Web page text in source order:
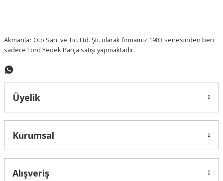
Akmanlar Oto San. ve Tic. Ltd. Şti. olarak firmamız 1983 senesinden beri
sadece Ford Yedek Parça satışı yapmaktadır.
Üyelik
Kurumsal
Alışveriş